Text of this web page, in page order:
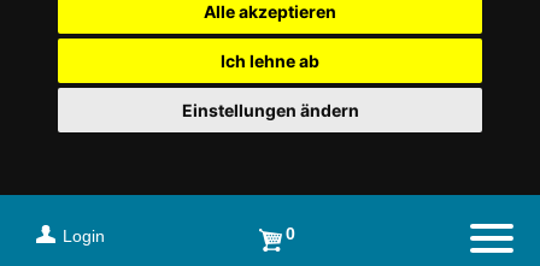
Alle akzeptieren
Ich lehne ab
Einstellungen ändern
Login 0